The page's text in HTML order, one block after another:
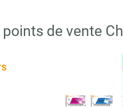
points de vente